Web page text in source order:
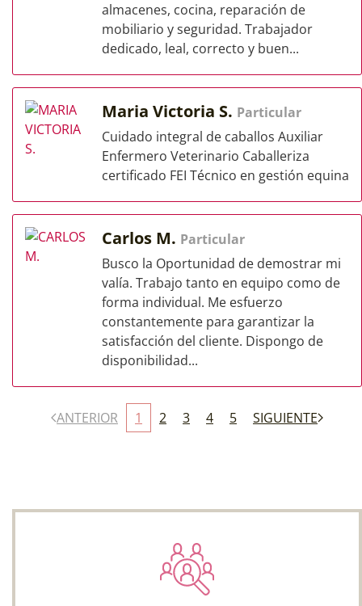
almacenes, cocina, reparación de
mobiliario y seguridad. Trabajador
dedicado, leal, correcto y buen...
Maria Victoria S. Particular
Cuidado integral de caballos Auxiliar
Enfermero Veterinario Caballeriza
certificado FEI Técnico en gestión equina
Carlos M. Particular
Busco la Oportunidad de demostrar mi
valía. Trabajo tanto en equipo como de
forma individual. Me esfuerzo
constantemente para garantizar la
satisfacción del cliente. Dispongo de
disponibilidad...
ANTERIOR 1 2 3 4 5 SIGUIENTE